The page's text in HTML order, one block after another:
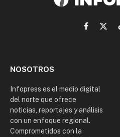
Facebook
X
NOSOTROS
Infopress es el medio digital
del norte que ofrece
noticias, reportajes y análisis
con un enfoque regional.
Comprometidos con la